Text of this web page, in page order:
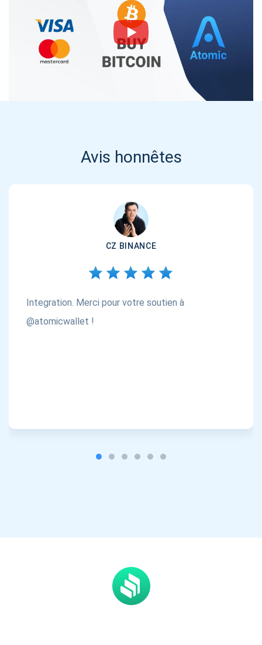
Avis honnêtes
CZ BINANCE
Integration. Merci pour votre soutien à
@atomicwallet !
Soyez le premier à recevoir les dernières mises à jour du
projet et les guides cryptographiques